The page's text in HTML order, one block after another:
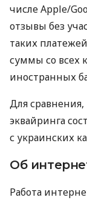
числе Apple/
отзывы без
таких
суммы со всех
иностранных
Для сравнения,
эквайринга
с украинских
Об
Работа